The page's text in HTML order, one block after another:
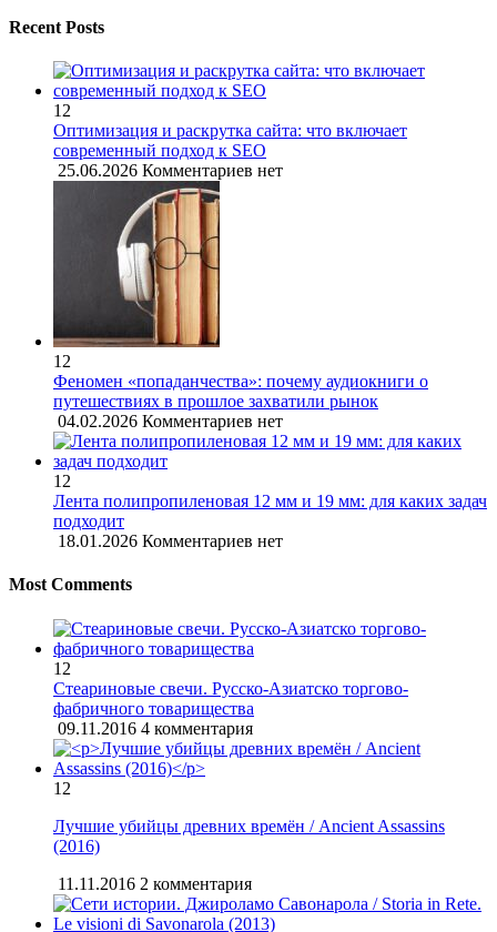
Recent Posts
12
Оптимизация и раскрутка сайта: что включает
современный подход к SEO
25.06.2026 Комментариев нет
12
Феномен «попаданчества»: почему аудиокниги о
путешествиях в прошлое захватили рынок
04.02.2026 Комментариев нет
12
Лента полипропиленовая 12 мм и 19 мм: для каких задач
подходит
18.01.2026 Комментариев нет
Most Comments
12
Стеариновые свечи. Русско-Азиатско торгово-
фабричного товарищества
09.11.2016 4 комментария
12
Лучшие убийцы древних времён / Ancient Assassins
(2016)
11.11.2016 2 комментария